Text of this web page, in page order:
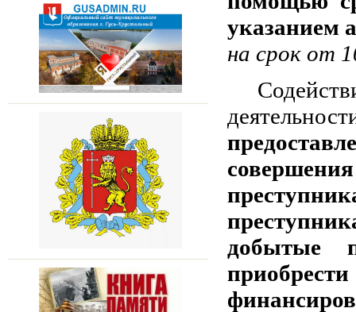
указанием
на срок от
добытые